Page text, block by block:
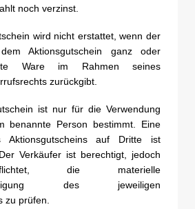
noch verzinst.
wird nicht erstattet, wenn der
Aktionsgutschein ganz oder
Ware im Rahmen seines
zurückgibt.
ist nur für die Verwendung
benannte Person bestimmt. Eine
Aktionsgutscheins auf Dritte ist
Verkäufer ist berechtigt, jedoch
die materielle
des jeweiligen
zu prüfen.